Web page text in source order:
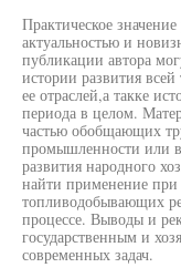
Практическое
актуальностью и
публикации автора
истории развития
ее отраслей,а такке
периода в целом.
частью обобщающих
промышленности или
развития народного
найти применение
топливодобывающих
процессе. Выводы и
государственным и
современных задач.